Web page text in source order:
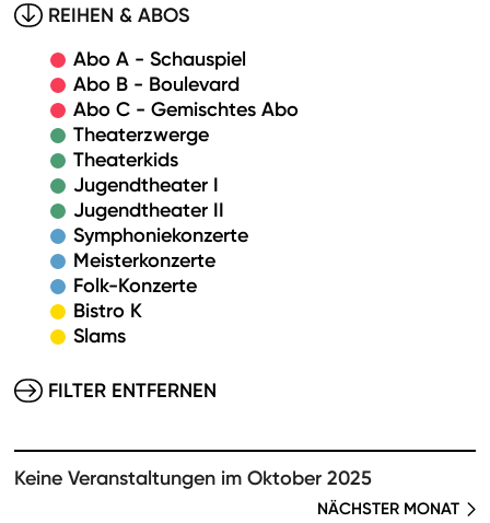
REIHEN & ABOS
Abo A - Schauspiel
Abo B - Boulevard
Abo C - Gemischtes Abo
Theaterzwerge
Theaterkids
Jugendtheater I
Jugendtheater II
Symphoniekonzerte
Meisterkonzerte
Folk-Konzerte
Bistro K
Slams
FILTER ENTFERNEN
Keine Veranstaltungen im Oktober 2025
NÄCHSTER MONAT